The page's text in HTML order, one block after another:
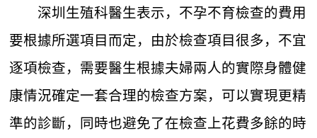
深圳生殖科醫生表示，不孕不育檢查的費用
要根據所選項目而定，由於檢查項目很多，不宜
逐項檢查，需要醫生根據夫婦兩人的實際身體健
康情況確定一套合理的檢查方案，可以實現更精
準的診斷，同時也避免了在檢查上花費多餘的時